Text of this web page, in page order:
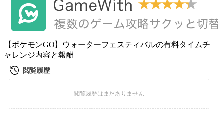
【ポケモンGO】ウォーターフェスティバルの有料タイムチ
ャレンジ内容と報酬